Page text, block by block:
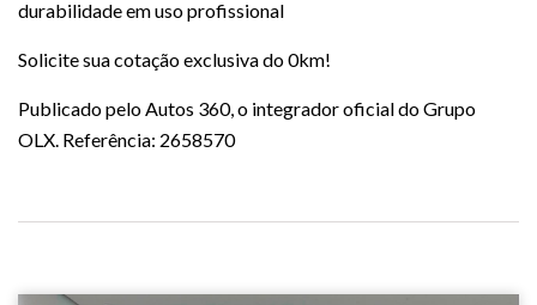
durabilidade em uso profissional
Solicite sua cotação exclusiva do 0km!
Publicado pelo Autos 360, o integrador oficial do Grupo
OLX. Referência: 2658570